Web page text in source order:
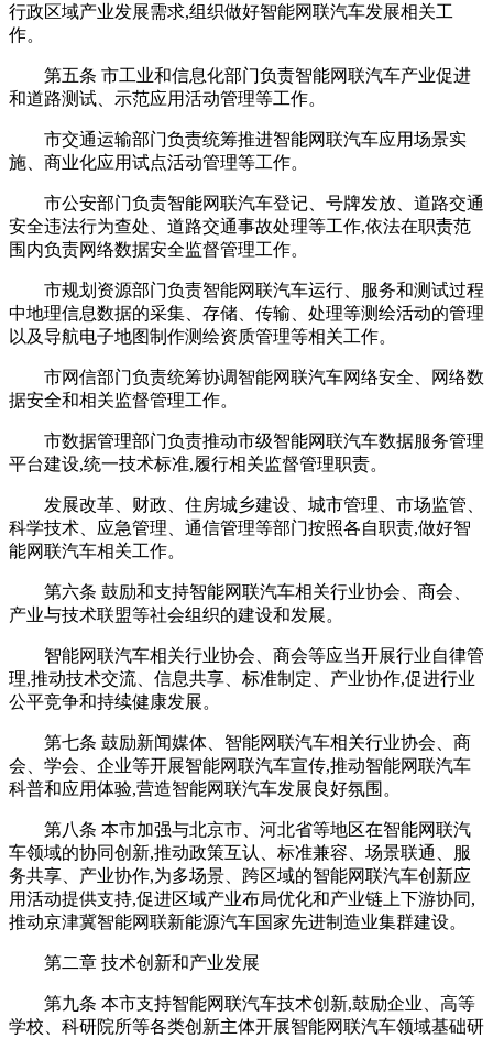
行政区域产业发展需求,组织做好智能网联汽车发展相关工
作。
第五条 市工业和信息化部门负责智能网联汽车产业促进
和道路测试、示范应用活动管理等工作。
市交通运输部门负责统筹推进智能网联汽车应用场景实
施、商业化应用试点活动管理等工作。
市公安部门负责智能网联汽车登记、号牌发放、道路交通
安全违法行为查处、道路交通事故处理等工作,依法在职责范
围内负责网络数据安全监督管理工作。
市规划资源部门负责智能网联汽车运行、服务和测试过程
中地理信息数据的采集、存储、传输、处理等测绘活动的管理
以及导航电子地图制作测绘资质管理等相关工作。
市网信部门负责统筹协调智能网联汽车网络安全、网络数
据安全和相关监督管理工作。
市数据管理部门负责推动市级智能网联汽车数据服务管理
平台建设,统一技术标准,履行相关监督管理职责。
发展改革、财政、住房城乡建设、城市管理、市场监管、
科学技术、应急管理、通信管理等部门按照各自职责,做好智
能网联汽车相关工作。
第六条 鼓励和支持智能网联汽车相关行业协会、商会、
产业与技术联盟等社会组织的建设和发展。
智能网联汽车相关行业协会、商会等应当开展行业自律管
理,推动技术交流、信息共享、标准制定、产业协作,促进行业
公平竞争和持续健康发展。
第七条 鼓励新闻媒体、智能网联汽车相关行业协会、商
会、学会、企业等开展智能网联汽车宣传,推动智能网联汽车
科普和应用体验,营造智能网联汽车发展良好氛围。
第八条 本市加强与北京市、河北省等地区在智能网联汽
车领域的协同创新,推动政策互认、标准兼容、场景联通、服
务共享、产业协作,为多场景、跨区域的智能网联汽车创新应
用活动提供支持,促进区域产业布局优化和产业链上下游协同,
推动京津冀智能网联新能源汽车国家先进制造业集群建设。
第二章 技术创新和产业发展
第九条 本市支持智能网联汽车技术创新,鼓励企业、高等
学校、科研院所等各类创新主体开展智能网联汽车领域基础研